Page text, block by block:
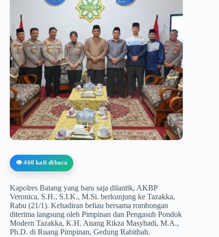
👁️ 460 kali dibaca
Kapolres Batang yang baru saja dilantik, AKBP
Veronica, S.H., S.I.K., M.Si. berkunjung ke Tazakka,
Rabu (21/1). Kehadiran beliau bersama rombongan
diterima langsung oleh Pimpinan dan Pengasuh Pondok
Modern Tazakka, K.H. Anang Rikza Masyhadi, M.A.,
Ph.D. di Ruang Pimpinan, Gedung Rabithah.